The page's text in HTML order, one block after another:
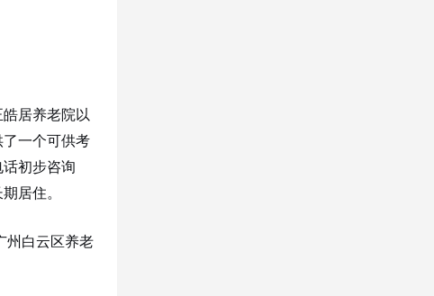
居养老院以
一个可供考
初步咨询
居住。
州白云区养老